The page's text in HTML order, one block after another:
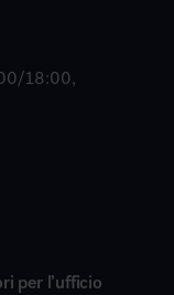
18:00,
per l’ufficio